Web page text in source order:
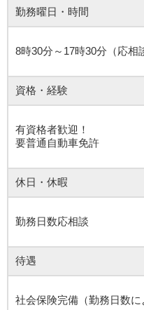
勤務曜日・時間
8時30分～17時30分（応相
資格・経験
有資格者歓迎！
要普通自動車免許
休日・休暇
勤務日数応相談
待遇
社会保険完備（勤務日数